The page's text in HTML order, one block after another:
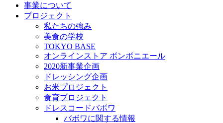
事業について
プロジェクト
私たちの強み
美食の学校
TOKYO BASE
オンラインストア ボンボニエール
2020新事業企画
ドレッシング企画
お米プロジェクト
食育プロジェクト
ドレスコードバボワ
バボワに関する情報